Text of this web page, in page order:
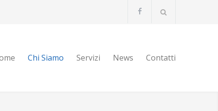
Chi Siamo Servizi News Contatti